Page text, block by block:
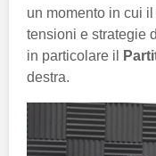
un momento in cui
tensioni e strategie
in particolare il
destra.